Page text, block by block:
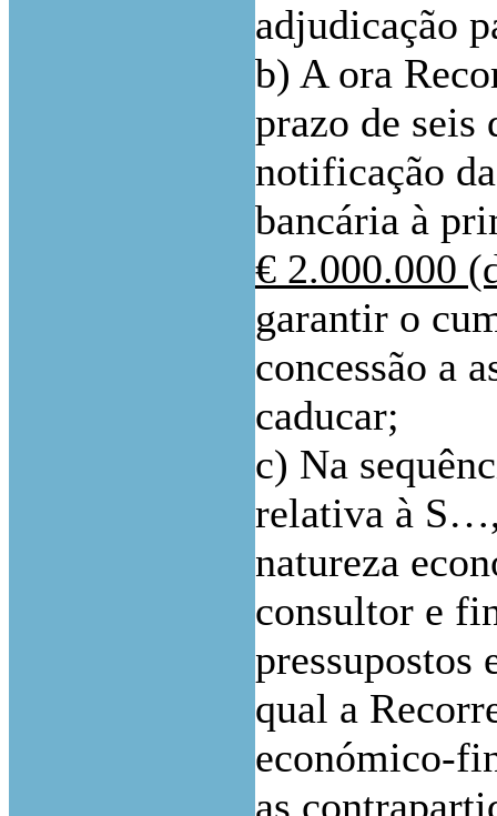
adjudicação
b) A ora
prazo de seis
notificação
bancária à
€ 2.000.000
garantir o
concessão a
caducar;
c) Na
relativa à
natureza
consultor e
pressupostos
qual a
económico-
as